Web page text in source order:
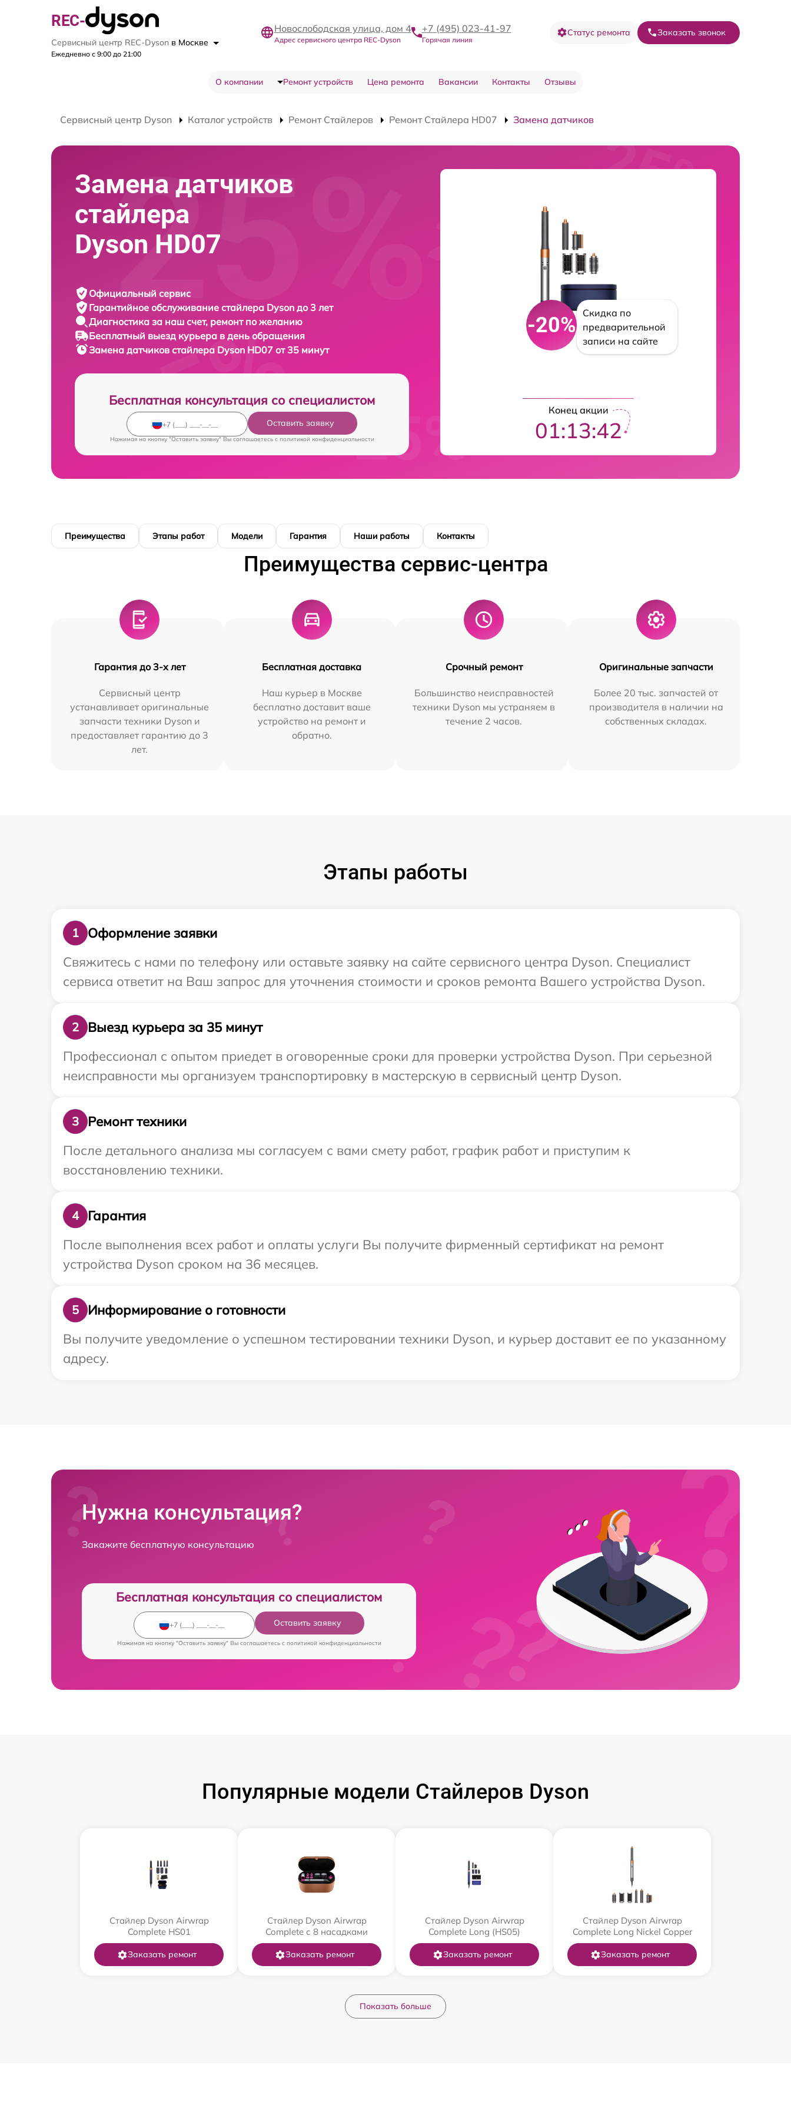
REC-
Сервисный центр REC-Dyson в Москве
Ежедневно с 9:00 до 21:00
Новослободская улица, дом 4
Адрес сервисного центра REC-Dyson
+7 (495) 023-41-97
Горячая линия
Статус ремонта Заказать звонок
О компании Ремонт устройств Цена ремонта Вакансии Контакты Отзывы
Сервисный центр Dyson Каталог устройств Ремонт Стайлеров Ремонт Стайлера HD07 Замена датчиков
Замена датчиков
стайлера
Dyson HD07
Официальный сервис
Гарантийное обслуживание стайлера Dyson до 3 лет
Диагностика за наш счет, ремонт по желанию
Бесплатный выезд курьера в день обращения
Замена датчиков стайлера Dyson HD07 от 35 минут
Бесплатная консультация со специалистом
Оставить заявку
Нажимая на кнопку "Оставить заявку" Вы соглашаетесь c политикой конфиденциальности
-20%
Скидка по
предварительной
записи на сайте
Конец акции
01:13:41
Преимущества Этапы работ Модели Гарантия Наши работы Контакты
Преимущества сервис-центра
Гарантия до 3-х лет
Сервисный центр
устанавливает оригинальные
запчасти техники Dyson и
предоставляет гарантию до 3
лет.
Бесплатная доставка
Наш курьер в Москве
бесплатно доставит ваше
устройство на ремонт и
обратно.
Срочный ремонт
Большинство неисправностей
техники Dyson мы устраняем в
течение 2 часов.
Оригинальные запчасти
Более 20 тыс. запчастей от
производителя в наличии на
собственных складах.
Этапы работы
1
Оформление заявки
Свяжитесь с нами по телефону или оставьте заявку на сайте сервисного центра Dyson. Специалист
сервиса ответит на Ваш запрос для уточнения стоимости и сроков ремонта Вашего устройства Dyson.
2
Выезд курьера за 35 минут
Профессионал с опытом приедет в оговоренные сроки для проверки устройства Dyson. При серьезной
неисправности мы организуем транспортировку в мастерскую в сервисный центр Dyson.
3
Ремонт техники
После детального анализа мы согласуем с вами смету работ, график работ и приступим к
восстановлению техники.
4
Гарантия
После выполнения всех работ и оплаты услуги Вы получите фирменный сертификат на ремонт
устройства Dyson сроком на 36 месяцев.
5
Информирование о готовности
Вы получите уведомление о успешном тестировании техники Dyson, и курьер доставит ее по указанному
адресу.
Нужна консультация?
Закажите бесплатную консультацию
Бесплатная консультация со специалистом
Оставить заявку
Нажимая на кнопку "Оставить заявку" Вы соглашаетесь c политикой конфиденциальности
Популярные модели Стайлеров Dyson
Стайлер Dyson Airwrap
Complete HS01
Заказать ремонт
Стайлер Dyson Airwrap
Complete с 8 насадками
Заказать ремонт
Стайлер Dyson Airwrap
Complete Long (HS05)
Заказать ремонт
Стайлер Dyson Airwrap
Complete Long Nickel Copper
Заказать ремонт
Показать больше